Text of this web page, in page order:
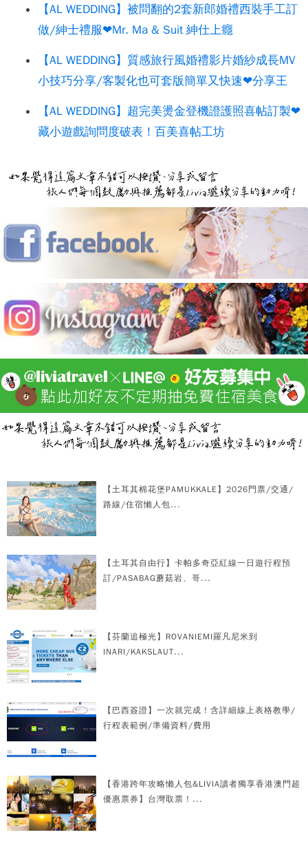
【AL WEDDING】被問翻的2套新郎婚禮西裝手工訂
做/紳士禮服❤Mr. Ma & Suit 紳仕上癮
【AL WEDDING】質感旅行風婚禮影片婚紗成長MV
小技巧分享/客製化也可套版簡單又快速❤分享王
【AL WEDDING】超完美燙金登機證護照喜帖訂製❤
藏小遊戲詢問度破表！百美喜帖工坊
【土耳其棉花堡PAMUKKALE】2026門票/交通/
路線/住宿懶人包...
【土耳其自由行】卡帕多奇亞紅線一日遊行程預
訂/PASABAG蘑菇岩、哥...
【芬蘭追極光】ROVANIEMI羅凡尼米到
INARI/KAKSLAUT...
【巴西簽證】一次就完成！含詳細線上表格教學/
行程表範例/準備資料/費用
【香港跨年攻略懶人包&LIVIA讀者獨享香港澳門超
優惠票券】台灣取票！...